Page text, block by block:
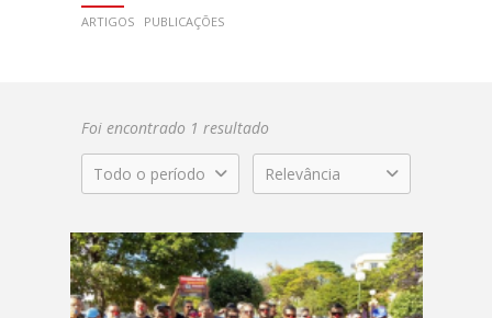
ARTIGOS
PUBLICAÇÕES
Foi encontrado 1 resultado
Todo o período Relevância